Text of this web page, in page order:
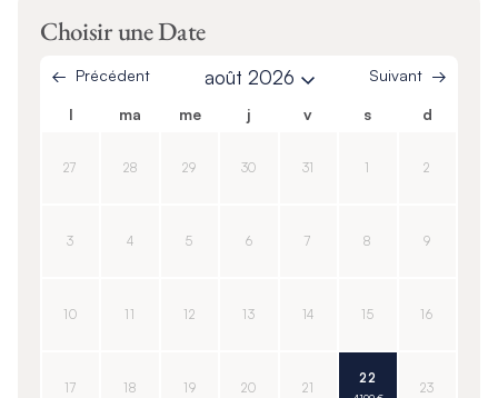
Choisir une Date
Précédent août 2026 Suivant
l ma me j v s d
27 28 29 30 31 1 2
3 4 5 6 7 8 9
10 11 12 13 14 15 16
17 18 19 20 21
22
23